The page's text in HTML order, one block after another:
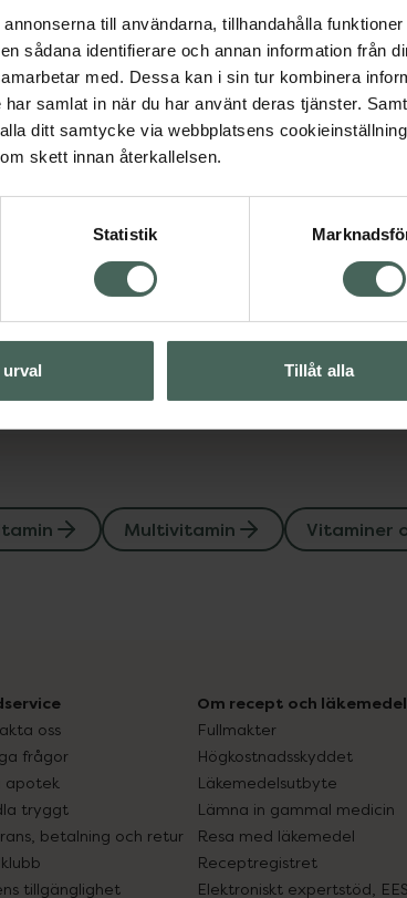
till användarna, tillhandahålla funktioner
sådana identifierare och annan information från
med. Dessa kan i sin tur kombinera
samlat in när du har använt deras tjänster.
ditt samtycke via webbplatsens
skett innan återkallelsen.
Statistik
Tillåt alla
Multivitamin
Vitaminer
oss
frågor
apotek
tryggt
betalning och retur
tillgänglighet
Om recept och läkemedel
Fullmakter
Högkostnadsskyddet
Läkemedelsutbyte
Lämna in gammal medicin
Resa med läkemedel
Receptregistret
Elektroniskt expertstöd, EES